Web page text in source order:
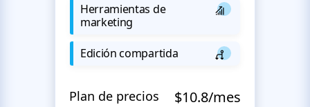
Herramientas de
marketing
Edición compartida
Plan de precios $10.8/mes